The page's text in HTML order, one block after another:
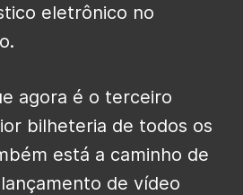
eletrônico no
agora é o terceiro
bilheteria de todos os
está a caminho de
de vídeo